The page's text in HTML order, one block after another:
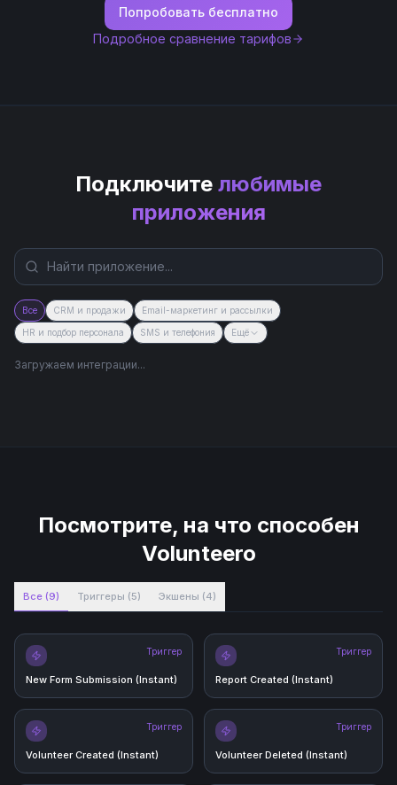
Попробовать бесплатно
Подробное сравнение тарифов
Подключите любимые
приложения
Все CRM и продажи Email-маркетинг и рассылки
HR и подбор персонала SMS и телефония Ещё
Загружаем интеграции...
Посмотрите, на что способен
Volunteero
Все (9) Триггеры (5) Экшены (4)
Триггер
New Form Submission (Instant)
Триггер
Report Created (Instant)
Триггер
Volunteer Created (Instant)
Триггер
Volunteer Deleted (Instant)